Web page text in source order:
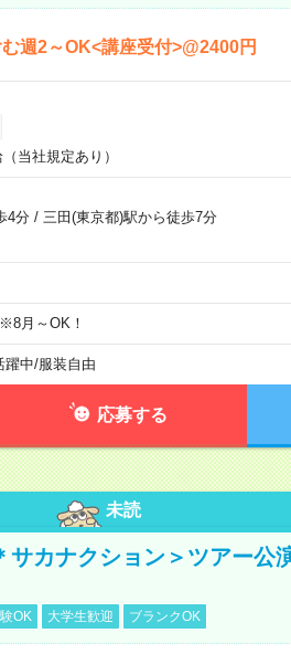
週2～OK<講座受付>@2400円
当社規定あり）
4分/ 三田(東京都)駅から徒歩7分
月～OK！
躍中/服装自由
応募する
未読
サカナクション＞ツアー公
OK 大学生歓迎 ブランクOK